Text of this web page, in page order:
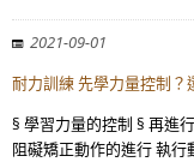
2021-09-01
耐力訓練 先學力量控制
§ 學習力量的控制 § 再進
阻礙矯正動作的進行 執